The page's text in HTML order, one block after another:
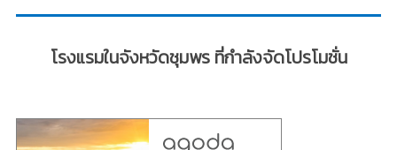
โรงแรมในจังหวัดชุมพร ที่กำลังจัดโปรโมชั่น